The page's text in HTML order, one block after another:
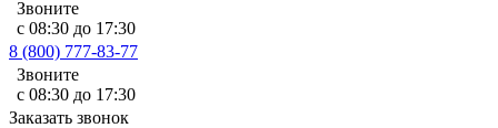
Звоните
с 08:30 до 17:30
8 (800) 777-83-77
Звоните
с 08:30 до 17:30
Заказать звонок